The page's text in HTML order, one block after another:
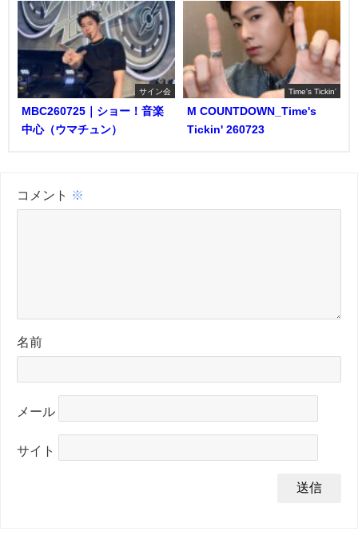
サイン会
MBC260725｜ショー！音楽
中心（ウマチュン）
Time's Tickin'
M COUNTDOWN_Time's
Tickin' 260723
コメント ※
名前
メール
サイト